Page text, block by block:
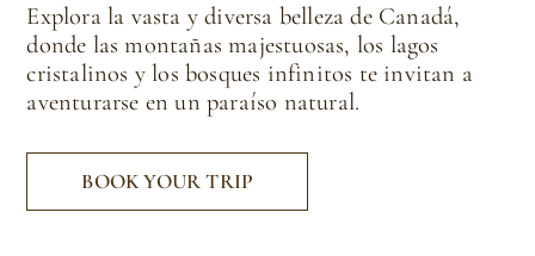
Explora la vasta y diversa belleza de Canadá,
donde las montañas majestuosas, los lagos
cristalinos y los bosques infinitos te invitan a
aventurarse en un paraíso natural.
BOOK YOUR TRIP